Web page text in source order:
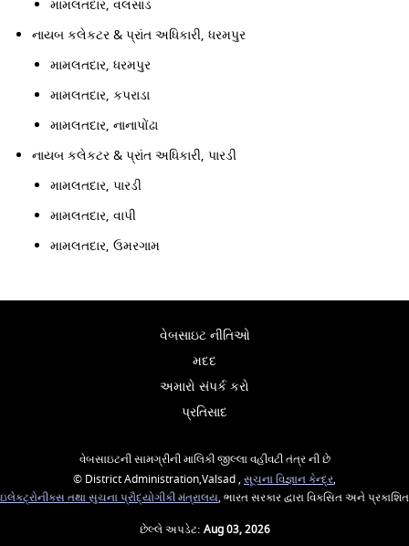
મામલતદાર, વલસાડ
નાયબ કલેકટર & પ્રાંત અધિકારી, ધરમપુર
મામલતદાર, ધરમપુર
મામલતદાર, કપરાડા
મામલતદાર, નાનાપોંઢા
નાયબ કલેકટર & પ્રાંત અધિકારી, પારડી
મામલતદાર, પારડી
મામલતદાર, વાપી
મામલતદાર, ઉમરગામ
વેબસાઇટ નીતિઓ
મદદ
અમારો સંપર્ક કરો
પ્રતિસાદ
વેબસાઇટની સામગ્રીની માલિકી જીલ્લા વહીવટી તંત્ર ની છે
© District Administration,Valsad ,સૂચના વિજ્ઞાન કેન્દ્ર,
ઇલેક્ટ્રોનીક્સ તથા સુચના પ્રૌદ્યોગીકી મંત્રાલય, ભારત સરકાર દ્વારા વિકસિત અને પ્રકાશિત
છેલ્લે અપડેટ: Aug 03, 2026